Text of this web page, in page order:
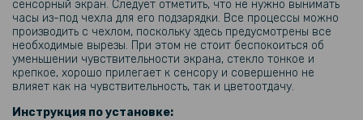
сенсорный экран. Следует отметить, что не нужно вынимать
часы из-под чехла для его подзарядки. Все процессы можно
производить с чехлом, поскольку здесь предусмотрены все
необходимые вырезы. При этом не стоит беспокоиться об
уменьшении чувствительности экрана, стекло тонкое и
крепкое, хорошо прилегает к сенсору и совершенно не
влияет как на чувствительность, так и цветоотдачу.
Инструкция по установке: